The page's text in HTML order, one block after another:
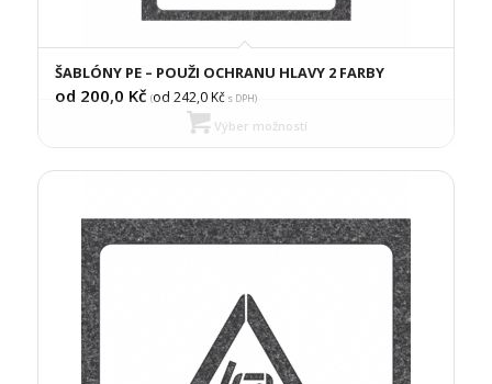
ŠABLÓNY PE – POUŽI OCHRANU HLAVY 2 FARBY
od 200,0 Kč (od 242,0Kčs DPH)
Výber možností